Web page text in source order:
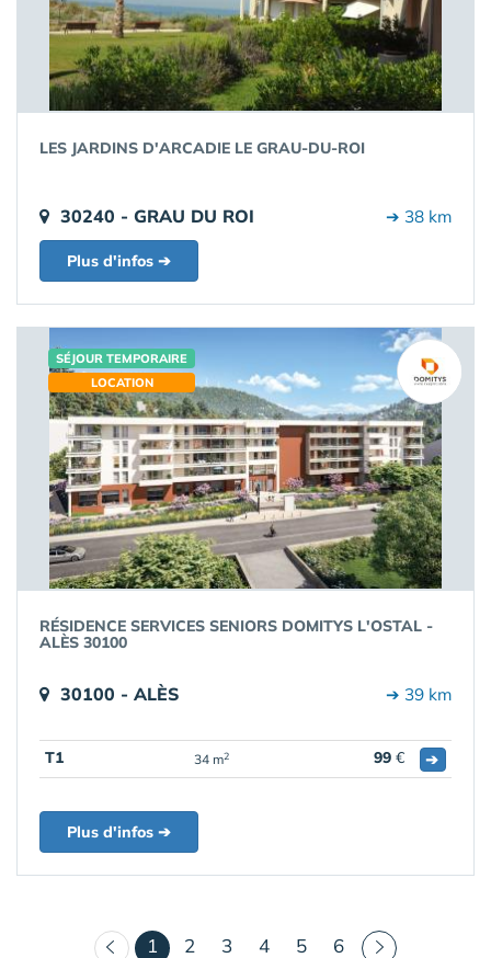
LES JARDINS D'ARCADIE LE GRAU-DU-ROI
30240 - GRAU DU ROI ➔ 38 km
Plus d'infos ➔
SÉJOUR TEMPORAIRE
LOCATION
RÉSIDENCE SERVICES SENIORS DOMITYS L'OSTAL -
ALÈS 30100
30100 - ALÈS ➔ 39 km
T1 34 m2 99 € ➔
Plus d'infos ➔
1 (courant)
2 3 4 5 6